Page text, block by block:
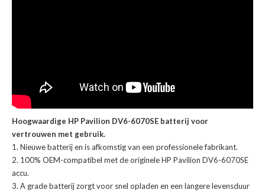
Hoogwaardige HP Pavilion DV6-6070SE batterij voor
vertrouwen met gebruik.
Nieuwe batterij en is afkomstig van een professionele fabrikant.
100% OEM-compatibel met deoriginele HP Pavilion DV6-6070SE
accu.
A grade batterij zorgt voor snel opladen en een langere levensduur